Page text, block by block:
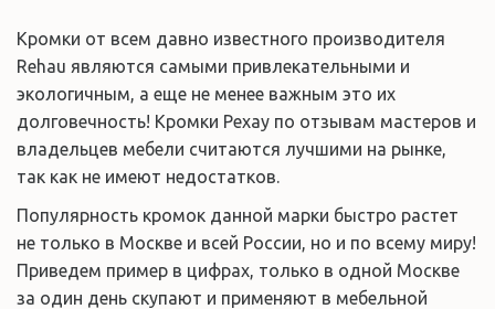
Кромки от всем давно известного производителя
Rehau являются самыми привлекательными и
экологичным, а еще не менее важным это их
долговечность! Кромки Рехау по отзывам мастеров и
владельцев мебели считаются лучшими на рынке,
так как не имеют недостатков.
Популярность кромок данной марки быстро растет
не только в Москве и всей России, но и по всему миру!
Приведем пример в цифрах, только в одной Москве
за один день скупают и применяют в мебельной